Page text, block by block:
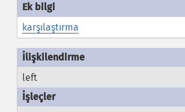
karşılaştırma
left